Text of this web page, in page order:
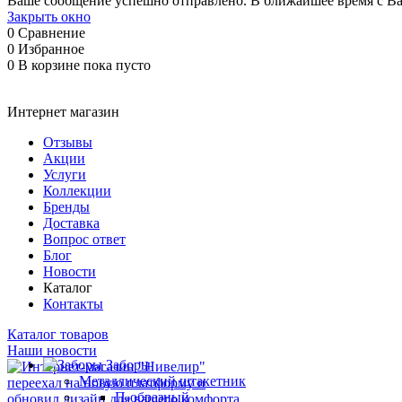
Закрыть окно
0 Сравнение
0 Избранное
0 В корзине пока пусто
Интернет магазин
Отзывы
Акции
Услуги
Коллекции
Бренды
Доставка
Вопрос ответ
Блог
Новости
Каталог
Контакты
Каталог товаров
Заборы
Металлический штакетник
П-образный
Наши новости